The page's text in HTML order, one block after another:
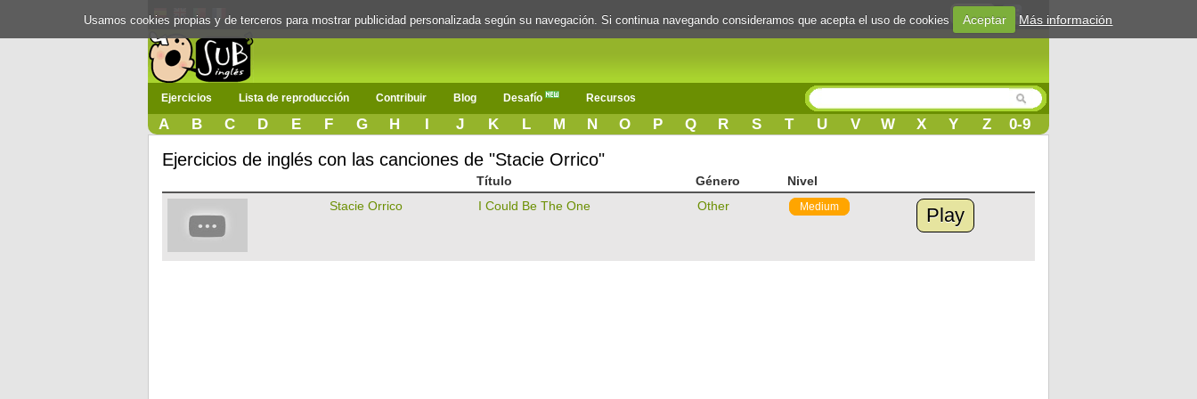
Login
Ejercicios Lista de reproducción Contribuir Blog Desafío Recursos
A B C D E F G H I J K L M N O P Q R S T U V W X Y Z 0-9
Ejercicios de inglés con las canciones de "Stacie Orrico"
Título Género
Nivel
Stacie Orrico
I Could Be The One Other Medium Play
Usamos cookies propias y de terceros para mostrar publicidad personalizada según su navegación. Si continua navegando consideramos que acepta el uso de cookies Aceptar Más información